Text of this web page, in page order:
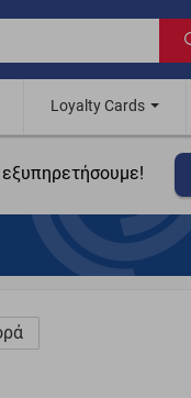
Loyalty Cards